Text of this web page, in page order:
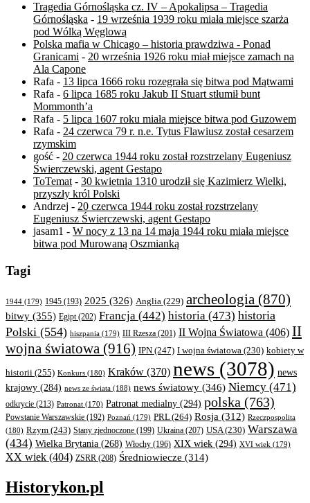
Tragedia Górnośląska cz. IV – Apokalipsa – Tragedia
Górnośląska - 19 września 1939 roku miała miejsce szarża
pod Wólką Węglową
Polska mafia w Chicago – historia prawdziwa - Ponad
Granicami - 20 września 1926 roku miał miejsce zamach na
Ala Capone
Rafa - 13 lipca 1666 roku rozegrała się bitwa pod Mątwami
Rafa - 6 lipca 1685 roku Jakub II Stuart stłumił bunt
Mommonth’a
Rafa - 5 lipca 1607 roku miała miejsce bitwa pod Guzowem
Rafa - 24 czerwca 79 r. n.e. Tytus Flawiusz został cesarzem
rzymskim
gość - 20 czerwca 1944 roku został rozstrzelany Eugeniusz
Świerczewski, agent Gestapo
ToTemat - 30 kwietnia 1310 urodził się Kazimierz Wielki,
przyszły król Polski
Andrzej - 20 czerwca 1944 roku został rozstrzelany
Eugeniusz Świerczewski, agent Gestapo
jasam1 - W nocy z 13 na 14 maja 1944 roku miała miejsce
bitwa pod Murowaną Oszmianką
Tagi
1944 (179) 1945 (193) 2025 (326) Anglia (229) archeologia (870)
bitwy (355) Egipt(202) Francja (442) historia (473) historia
Polski (554) hiszpania (179) III Rzesza (201) II Wojna Światowa (406) II
wojna światowa (916) IPN (247) I wojna światowa (230) kobiety w
historii (255) Konkurs (180) Kraków (370) news (3078) news
krajowy (284) news ze świata (188) news światowy (346) Niemcy (471)
odkrycie (213) Patronat (170) Patronat medialny (294) polska (763)
Powstanie Warszawskie (192) Poznań (179) PRL(264) Rosja (312) Rzeczpospolita
(180) Rzym (243) Stany zjednoczone (199) Ukraina (207) USA(230) Warszawa
(434) Wielka Brytania (268) Włochy (196) XIX wiek (294) XVI wiek (179)
XX wiek (404) ZSRR (208) Średniowiecze (314)
Historykon.pl